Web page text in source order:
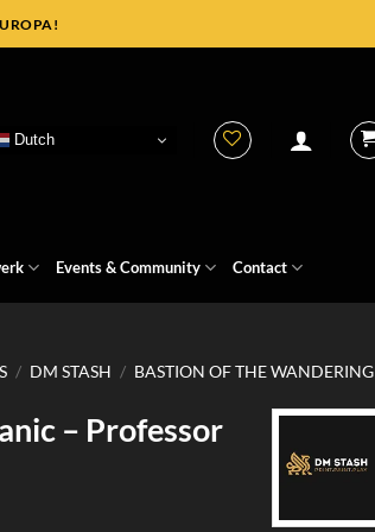
Dutch
Events & Community Contact
/ DM STASH / BASTION OF THE WANDERING
– Professor